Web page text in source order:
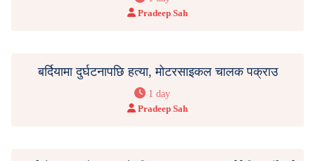
Pradeep Sah
बर्दियामा दुर्घटनापछि हत्या, मोटरसाइकल चालक पक्राउ
1 day
Pradeep Sah